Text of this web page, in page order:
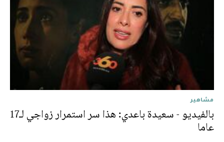
مشاهير
بالفيديو - سعيدة باعدي: هذا سر استمرار زواجي لـ17
عاما